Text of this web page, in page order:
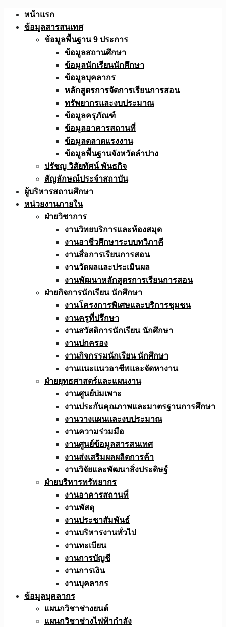
Skip
หน้าแรก
ข้อมูลสารสนเทศ
ข้อมูลพื้นฐาน 9 ประการ
ข้อมูลสถานศึกษา
ข้อมูลนักเรียนนักศึกษา
ข้อมูลบุคลากร
หลักสูตรการจัดการเรียนการสอน
ทรัพยากรและงบประมาณ
ข้อมูลครุภัณฑ์
ข้อมูลอาคารสถานที่
ข้อมูลตลาดแรงงาน
ข้อมูลพื้นฐานจังหวัดลำปาง
ปรัชญ วิสัยทัศน์ พันธกิจ
สัญลักษณ์ประจำสถาบัน
ผู้บริหารสถานศึกษา
หน่วยงานภายใน
ฝ่ายวิชาการ
งานวิทยบริการและห้องสมุด
งานอาชีวศึกษาระบบทวิภาคี
งานสื่อการเรียนการสอน
งานวัดผลและประเมินผล
งานพัฒนาหลักสูตรการเรียนการสอน
ฝ่ายกิจการนักเรียน นักศึกษา
งานโครงการพิเศษและบริการชุมชน
งานครูที่ปรึกษา
งานสวัสดิการนักเรียน นักศึกษา
งานปกครอง
งานกิจกรรมนักเรียน นักศึกษา
งานแนะแนวอาชีพและจัดหางาน
ฝ่ายยุทธศาสตร์และแผนงาน
งานศูนย์บ่มเพาะ
งานประกันคุณภาพและมาตรฐานการศึกษา
งานวางแผนและงบประมาณ
งานความร่วมมือ
งานศูนย์ข้อมูลสารสนเทศ
งานส่งเสริมผลผลิตการค้า
งานวิจัยและพัฒนาสิ่งประดิษฐ์
ฝ่ายบริหารทรัพยากร
งานอาคารสถานที่
งานพัสดุ
งานประชาสัมพันธ์
งานบริหารงานทั่วไป
งานทะเบียน
งานการบัญชี
งานการเงิน
งานบุคลากร
ข้อมูลบุคลากร
แผนกวิชาช่างยนต์
แผนกวิชาช่างไฟฟ้ากำลัง